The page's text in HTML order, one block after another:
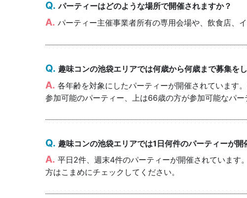
パーティーはどのような場所で開催されますか？
パーティー主催事業者所有の専用会場や、飲食店、
趣味コンの池袋エリアでは何歳から何歳まで募集を
各年齢を対象にしたパーティーが開催されています
参加可能のパーティー、上は66歳の方が参加可能なパー
趣味コンの池袋エリアでは1日何件のパーティーが開
平日2件、週末4件のパーティーが開催されています
方はこまめにチェックしてください。